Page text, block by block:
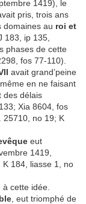
1419), le
pris, trois ans
domaines au roi et
183, ip 135,
phases de cette
fos 77-110).
avait grand’peine
, même en ne faisant
des délais
Xia 8604, fos
25710, no 19; K
eut
1419,
184, liasse 1, no
cette idée.
, eut triomphé de